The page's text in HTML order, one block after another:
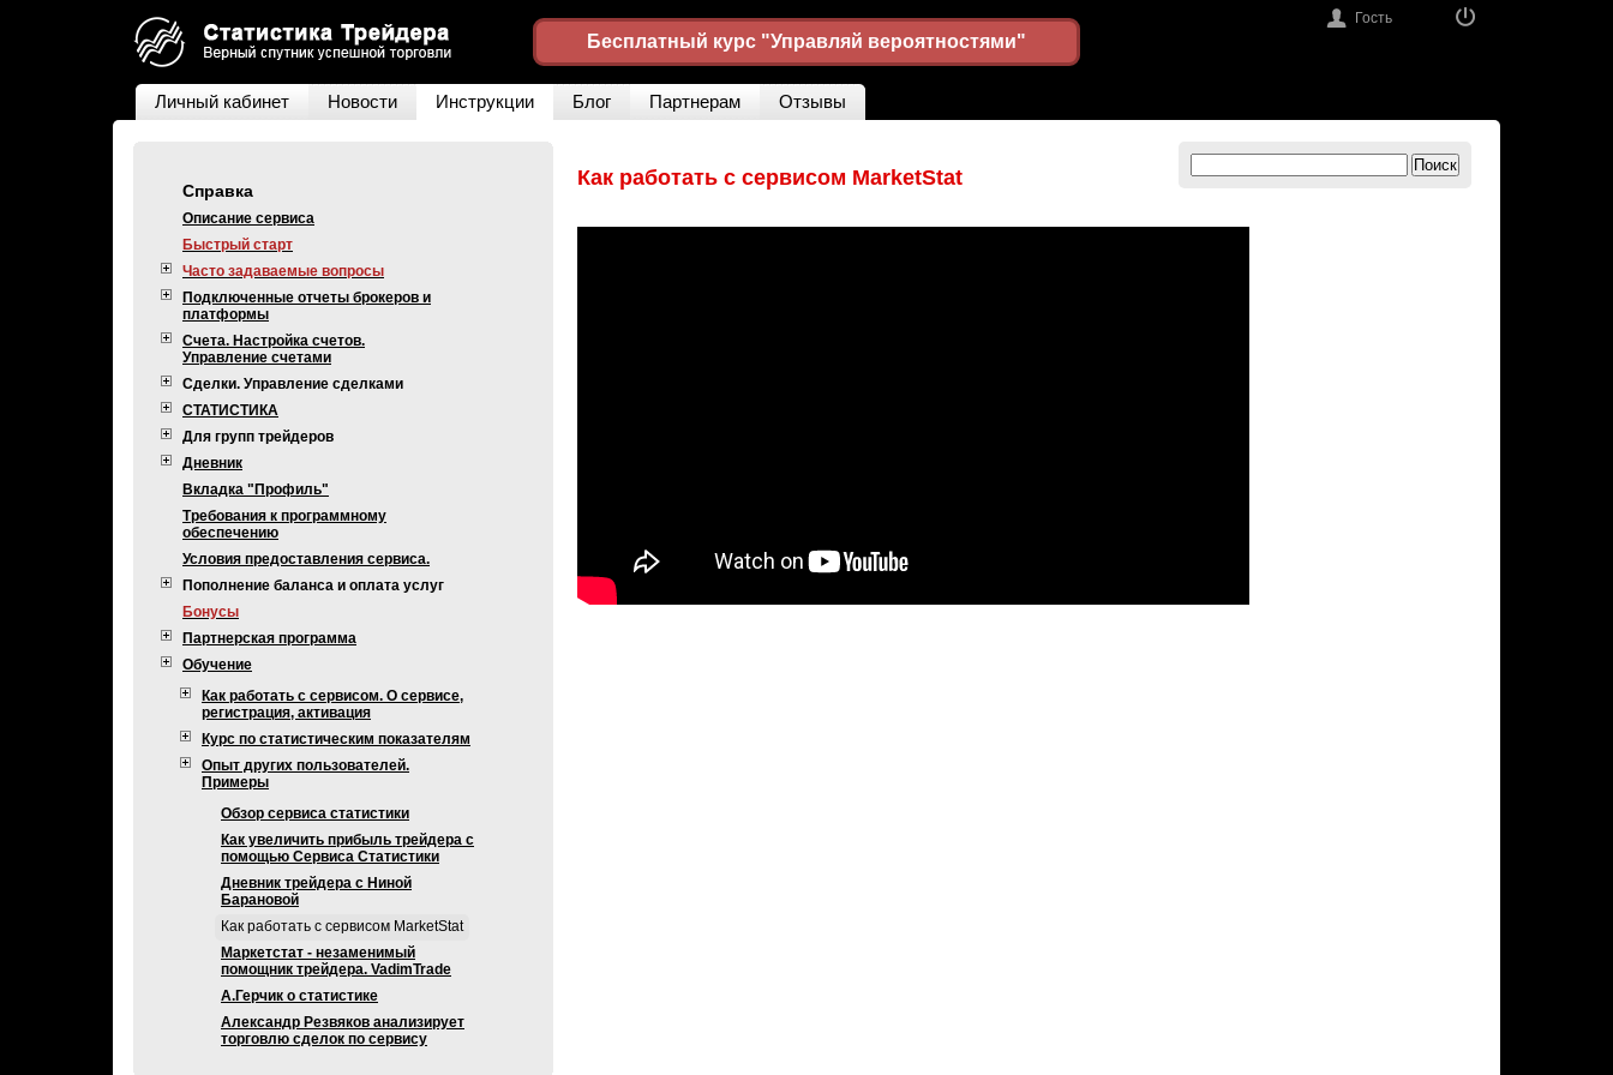
Бесплатный курс "Управляй вероятностями"
Гость
Личный кабинет Новости Инструкции Блог Партнерам Отзывы
Справка
Описание сервиса
Быстрый старт
Часто задаваемые вопросы
Подключенные отчеты брокеров и
платформы
Счета. Настройка счетов.
Управление счетами
Сделки. Управление сделками
СТАТИСТИКА
Для групп трейдеров
Дневник
Вкладка "Профиль"
Требования к программному
обеспечению
Условия предоставления сервиса.
Пополнение баланса и оплата услуг
Бонусы
Партнерская программа
Обучение
Как работать с сервисом. О сервисе,
регистрация, активация
Курс по статистическим показателям
Опыт других пользователей.
Примеры
Обзор сервиса статистики
Как увеличить прибыль трейдера с
помощью Сервиса Статистики
Дневник трейдера с Ниной
Барановой
Как работать с сервисом MarketStat
Маркетстат - незаменимый
помощник трейдера. VadimTrade
А.Герчик о статистике
Александр Резвяков анализирует
торговлю сделок по сервису
Поиск
Как работать с сервисом MarketStat